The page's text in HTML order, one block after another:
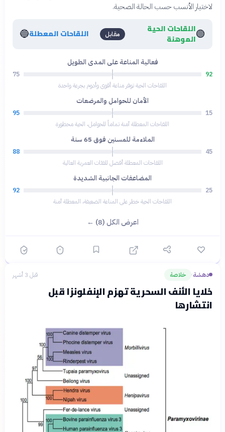
لاختيار الأنسب حسب الحالة الصحية.
🟢اللقاحات الحية
الموهنة
مقابل اللقاحات المعطلة🔵
فعالية المناعة على المدى الطويل
92
75
اللقاحات الحية توفر مناعة أقوى وأدوم بجرعة واحدة
الأمان للحوامل والمرضعات
15
95
اللقاحات المعطلة آمنة تماماً للحوامل، الحية محظورة
الملاءمة للمسنين فوق 65 سنة
45
88
اللقاحات المعطلة أفضل للفئات العمرية العالية
المضاعفات الجانبية الشديدة
25
92
اللقاحات الحية خطر على المناعة الضعيفة، المعطلة آمنة
اعرض الكل (8) ←
دهشة› خلاصة قبل 3 أشهر
خلايا الأنف السحرية تهزم الإنفلونزا قبل
انتشارها